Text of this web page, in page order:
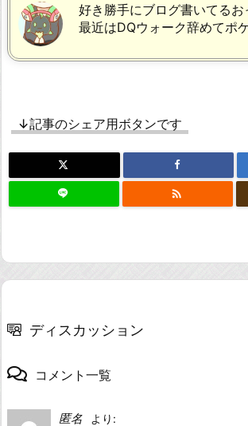
好き勝手にブログ書いてるお
最近はDQウォーク辞めてポ
↓記事のシェア用ボタンです

ディスカッション
コメント一覧
匿名 より: